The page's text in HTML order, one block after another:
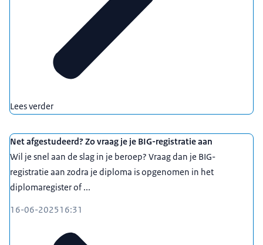
Lees verder
Net afgestudeerd? Zo vraag je je BIG-registratie aan
Wil je snel aan de slag in je beroep? Vraag dan je BIG-
registratie aan zodra je diploma is opgenomen in het
diplomaregister of ...
16-06-202516:31